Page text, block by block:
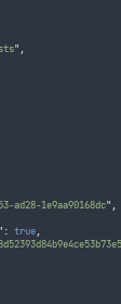
" ,
ad28-1e9aa90168dc" ,
" : true,